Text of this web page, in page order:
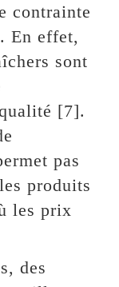
contrainte
En effet,
sont
[7].
pas
produits
les prix
des